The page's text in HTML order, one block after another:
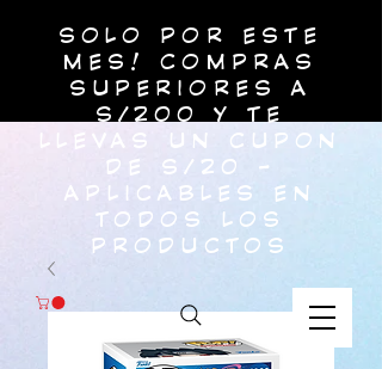
SOLO POR ESTE
MES! COMPRAS
SUPERIORES A
S/200 Y TE
LLEVAS UN CUPON
DE S/20 -
APLICABLES EN
TODOS LOS
PRODUCTOS